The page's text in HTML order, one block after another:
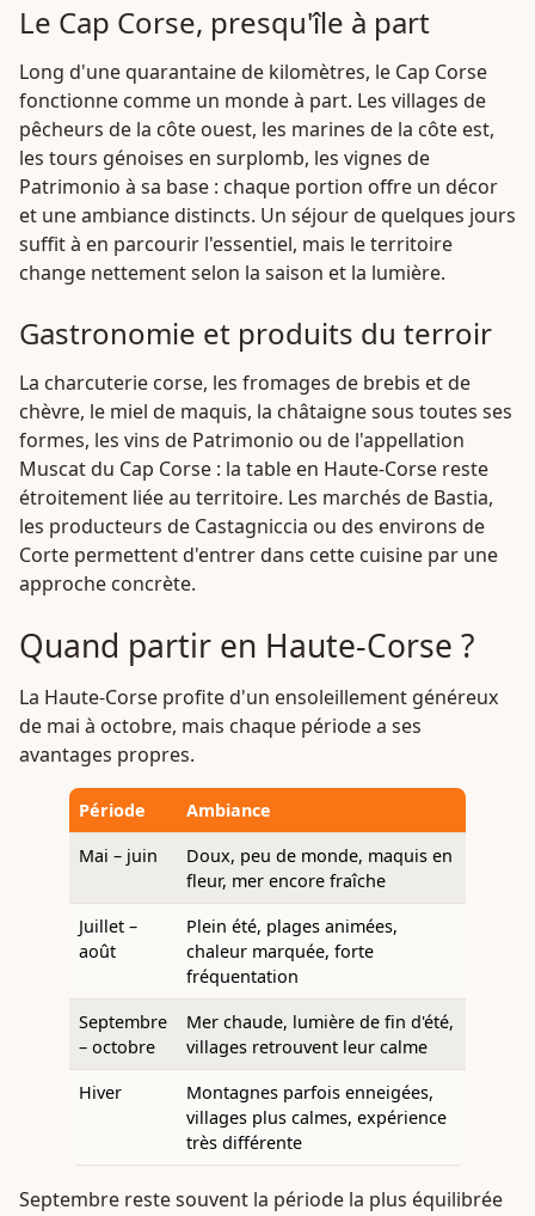
Le Cap Corse, presqu'île à part
Long d'une quarantaine de kilomètres, le Cap Corse
fonctionne comme un monde à part. Les villages de
pêcheurs de la côte ouest, les marines de la côte est,
les tours génoises en surplomb, les vignes de
Patrimonio à sa base : chaque portion offre un décor
et une ambiance distincts. Un séjour de quelques jours
suffit à en parcourir l'essentiel, mais le territoire
change nettement selon la saison et la lumière.
Gastronomie et produits du terroir
La charcuterie corse, les fromages de brebis et de
chèvre, le miel de maquis, la châtaigne sous toutes ses
formes, les vins de Patrimonio ou de l'appellation
Muscat du Cap Corse : la table en Haute-Corse reste
étroitement liée au territoire. Les marchés de Bastia,
les producteurs de Castagniccia ou des environs de
Corte permettent d'entrer dans cette cuisine par une
approche concrète.
Quand partir en Haute-Corse ?
La Haute-Corse profite d'un ensoleillement généreux
de mai à octobre, mais chaque période a ses
avantages propres.
Période
Ambiance
Mai – juin
Doux, peu de monde, maquis en
fleur, mer encore fraîche
Juillet –
août
Plein été, plages animées,
chaleur marquée, forte
fréquentation
Septembre
– octobre
Mer chaude, lumière de fin d'été,
villages retrouvent leur calme
Hiver
Montagnes parfois enneigées,
villages plus calmes, expérience
très différente
Septembre reste souvent la période la plus équilibrée